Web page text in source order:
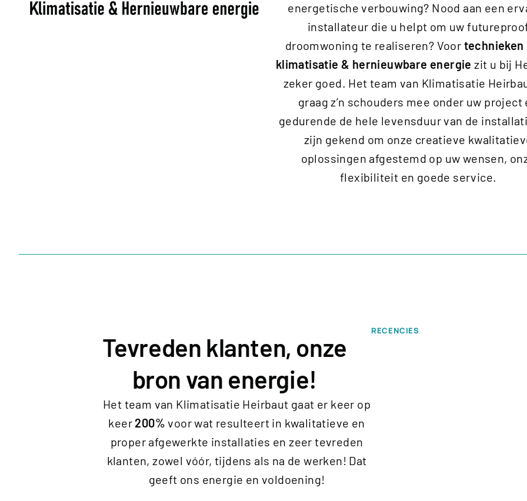
energetische verbouwing? Nood aan een
installateur die u helpt om uw
droomwoning te realiseren? Voor technieken
klimatisatie & hernieuwbare energiezit u bij
zeker goed. Het team van Klimatisatie
graag z’n schouders mee onder uw project
gedurende de hele levensduur van de
zijn gekend om onze creatieve
oplossingen afgestemd op uw wensen,
flexibiliteit en goede service.
RECENCIES
Tevreden klanten, onze
bron van energie!
Het team van Klimatisatie Heirbaut gaat er keer op
keer 200% voor wat resulteert in kwalitatieve en
proper afgewerkte installaties en zeer tevreden
klanten, zowel vóór, tijdens als na de werken! Dat
geeft ons energie en voldoening!